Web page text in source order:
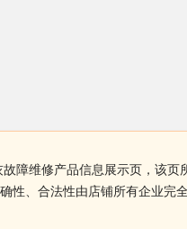
障维修产品信息展示页，该
性、合法性由店铺所有企业完